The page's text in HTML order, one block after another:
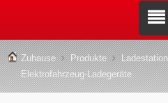
Zuhause Produkte
Elektrofahrzeug-Ladegeräte